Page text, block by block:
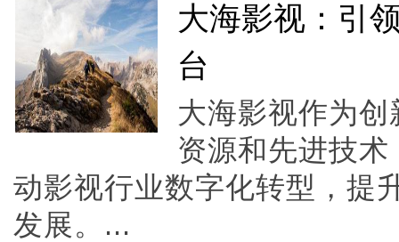
大海影视：引
台
大海影视作为
资源和先进技
动影视行业数字化转型，提
发展。...